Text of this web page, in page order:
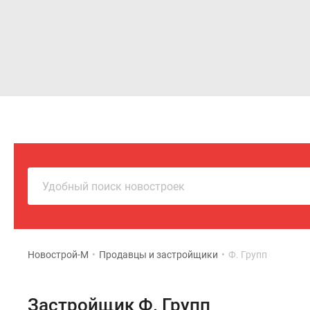
Удобный поиск новостроек
Новострой-М • Продавцы и застройщики • Ф. Групп
Застройщик Ф. Групп